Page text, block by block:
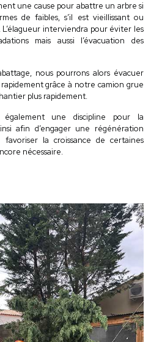
une cause pour abattre un arbre si
de faibles, s’il est vieillissant ou
L’élagueur interviendra pour éviter les
mais aussi l’évacuation des
nous pourrons alors évacuer
grâce à notre camion grue
plus rapidement.
également une discipline pour la
afin d’engager une régénération
la croissance de certaines
nécessaire.